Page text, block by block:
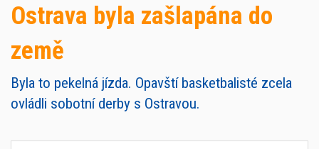
Ostrava byla zašlapána do
země
Byla to pekelná jízda. Opavští basketbalisté zcela
ovládli sobotní derby s Ostravou.